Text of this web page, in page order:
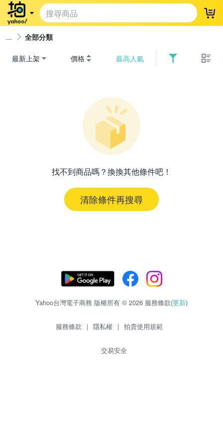
登
全部分類
最新上架 價格 最高人氣
找不到商品嗎？換換其他條件吧！
清除條件再搜尋
Yahoo台灣電子商務 版權所有 © 2026 服務條款(更新)
服務條款 | 隱私權 | 拍賣使用規範
交易安全